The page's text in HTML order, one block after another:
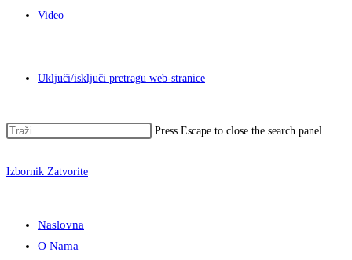
Video
Uključi/isključi pretragu web-stranice
Press Escape to close the search panel.
Izbornik Zatvorite
Naslovna
O Nama